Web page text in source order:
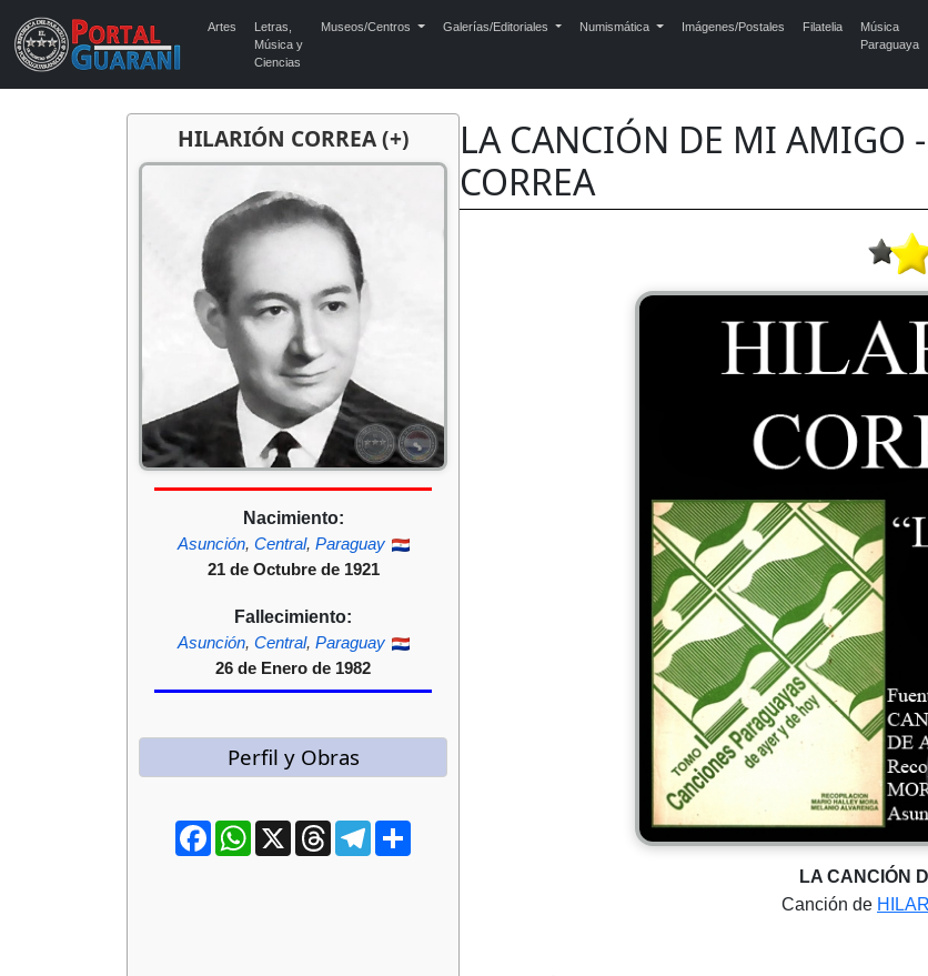
Artes
Letras,
Música y
Ciencias
Museos/Centros Galerías/Editoriales Numismática Imágenes/Postales Filatelia
Música
Paraguaya
HILARIÓN CORREA (+)
Nacimiento:
Asunción, Central, Paraguay
21 de Octubre de 1921
Fallecimiento:
Asunción, Central, Paraguay
26 de Enero de 1982
Perfil y Obras
FacebookWhatsApp
X ThreadsTelegram
LA CANCIÓN DE MI
CORREA
LA CANCIÓN
Canción de